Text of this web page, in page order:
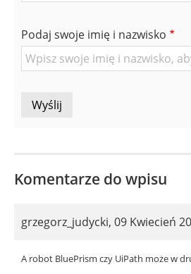
znajomej
Osoby
Podaj swoje imię i nazwisko
Komentarze do wpisu
grzegorz_judycki, 09 Kwiecień
A robot BluePrism czy UiPath może w